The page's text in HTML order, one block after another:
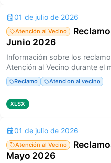
01 de julio de 2026
Atención al Vecino
Junio 2026
Información sobre los
Atención al Vecino durante el
Reclamo Atencion al vecino
XLSX
01 de julio de 2026
Atención al Vecino
Mayo 2026